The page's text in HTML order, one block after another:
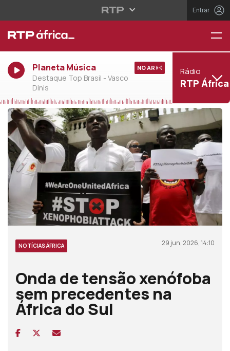
Entrar
Planeta Música
Destaque Top Brasil - Vasco
Dinis
NO AR Rádio
RTP África
NOTÍCIAS ÁFRICA 29 jun, 2026, 14:10
Onda de tensão xenófoba
sem precedentes na
África do Sul